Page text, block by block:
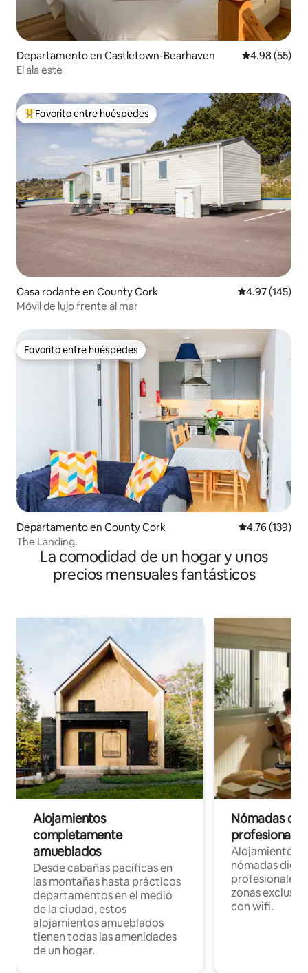
Departamento en Castletown-Bearhaven Calificación
4.98 (55)
El ala este
De los mejores en Favorito entre huéspedes
Favorito entre huéspedes
Casa rodante en County Cork Calificación
4.97 (145)
Móvil de lujo frente al mar
Favorito entre huéspedes
Favorito entre huéspedes
Departamento en County Cork Calificación
4.76 (139)
The Landing.
La comodidad de un hogar y unos
precios mensuales fantásticos
Alojamientos
completamente
amueblados
Desde cabañas pacíficas en
las montañas hasta prácticos
departamentos en el medio
de la ciudad, estos
alojamientos amueblados
tienen todas las amenidades
de un hogar.
Nómadas
Alojamientos
nómadas
profesionales
zonas
con wifi.